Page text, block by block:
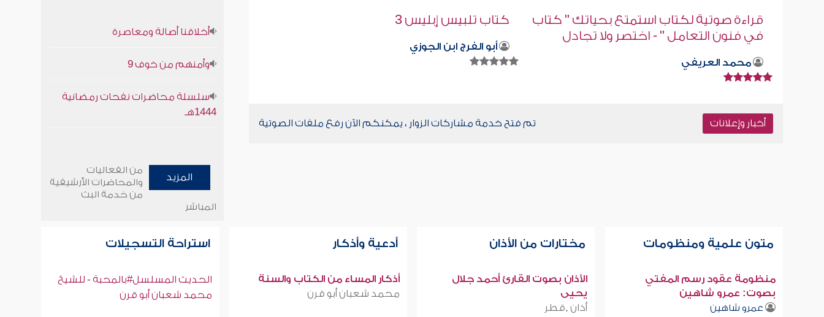
كتاب تلبيس إبليس 3
أبو الفرج ابن الجوزي
كتاب تلبيس إبليس 47
أبو الفرج ابن الجوزي
في فنون التعامل - مشاكل ليس لها حل
محمد العريفي
أخبار وإعلانات تم فتح خدمة مشاركات الزوار ، يمكنكم الآن رفع ملفات الصوتية
أخلاقنا أصالة ومعاصرة
وأمنهم من خوف 9
سلسلة محاضرات نفحات رمضانية
1444هـ
المزيد
من الفعاليات
والمحاضرات الأرشيفية
من خدمة البث
المباشر
متون علمية ومنظومات
منظومة عقود رسم المفتي
بصوت: عمرو شاهين
عمرو شاهين
مختارات من الأذان
الأذان بصوت القارئ أحمد جلال
يحيى
أذان ,قطر
أدعية وأذكار
أذكار المساء من الكتاب والسنة
محمد شعبان أبو قرن
استراحة التسجيلات
الحديث المسلسل#بالمحبة - للشيخ
محمد شعبان أبو قرن